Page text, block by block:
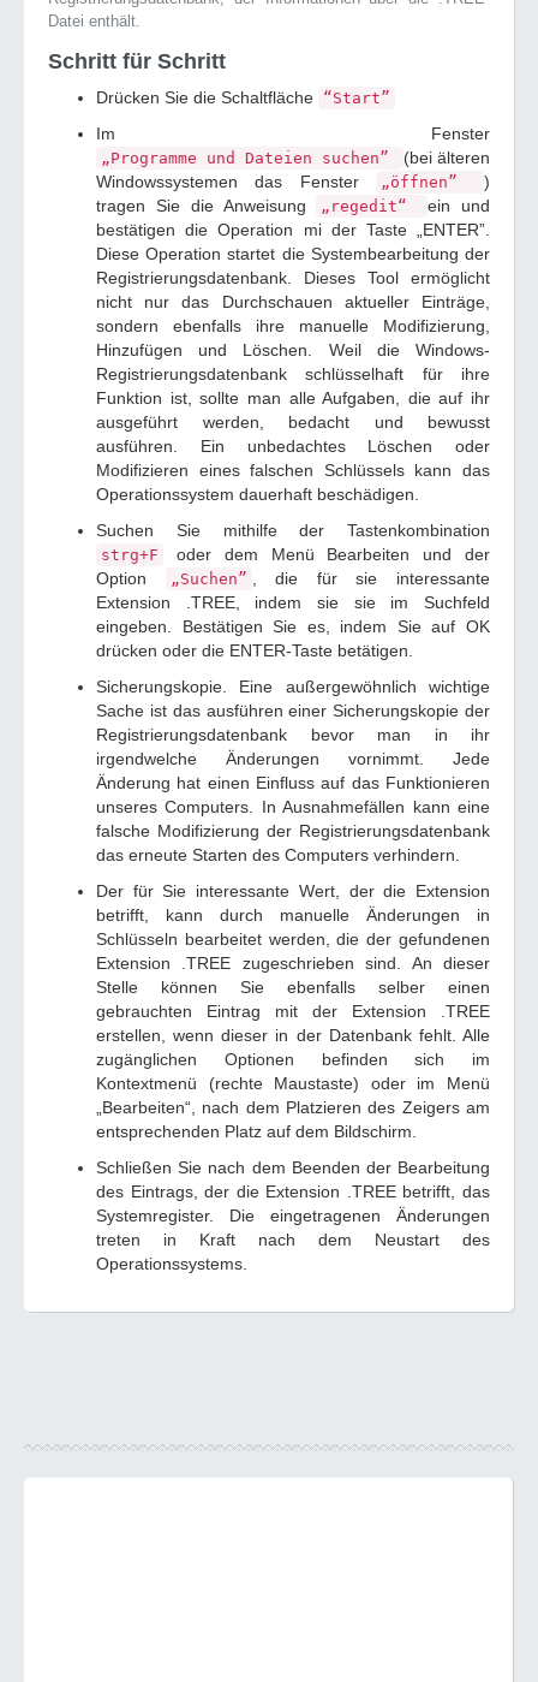
Datei enthält.
Schritt für Schritt
Drücken Sie die Schaltfläche “Start”
Im Fenster
„Programme und Dateien suchen”
(bei älteren
Windowssystemen das Fenster
„öffnen”
)
tragen Sie die Anweisung
„regedit“
ein und
bestätigen die Operation mi der Taste „ENTER”.
Diese Operation startet die Systembearbeitung der
Registrierungsdatenbank. Dieses Tool ermöglicht
nicht nur das Durchschauen aktueller Einträge,
sondern ebenfalls ihre manuelle Modifizierung,
Hinzufügen und Löschen. Weil die Windows-
Registrierungsdatenbank schlüsselhaft für ihre
Funktion ist, sollte man alle Aufgaben, die auf ihr
ausgeführt werden, bedacht und bewusst
ausführen. Ein unbedachtes Löschen oder
Modifizieren eines falschen Schlüssels kann das
Operationssystem dauerhaft beschädigen.
Suchen Sie mithilfe der Tastenkombination
strg+F
oder dem Menü Bearbeiten und der
Option
„Suchen”
, die für sie interessante
Extension .TREE, indem sie sie im Suchfeld
eingeben. Bestätigen Sie es, indem Sie auf OK
drücken oder die ENTER-Taste betätigen.
Sicherungskopie. Eine außergewöhnlich wichtige
Sache ist das ausführen einer Sicherungskopie der
Registrierungsdatenbank bevor man in ihr
irgendwelche Änderungen vornimmt. Jede
Änderung hat einen Einfluss auf das Funktionieren
unseres Computers. In Ausnahmefällen kann eine
falsche Modifizierung der Registrierungsdatenbank
das erneute Starten des Computers verhindern.
Der für Sie interessante Wert, der die Extension
betrifft, kann durch manuelle Änderungen in
Schlüsseln bearbeitet werden, die der gefundenen
Extension .TREE zugeschrieben sind. An dieser
Stelle können Sie ebenfalls selber einen
gebrauchten Eintrag mit der Extension .TREE
erstellen, wenn dieser in der Datenbank fehlt. Alle
zugänglichen Optionen befinden sich im
Kontextmenü (rechte Maustaste) oder im Menü
„Bearbeiten“, nach dem Platzieren des Zeigers am
entsprechenden Platz auf dem Bildschirm.
Schließen Sie nach dem Beenden der Bearbeitung
des Eintrags, der die Extension .TREE betrifft, das
Systemregister. Die eingetragenen Änderungen
treten in Kraft nach dem Neustart des
Operationssystems.